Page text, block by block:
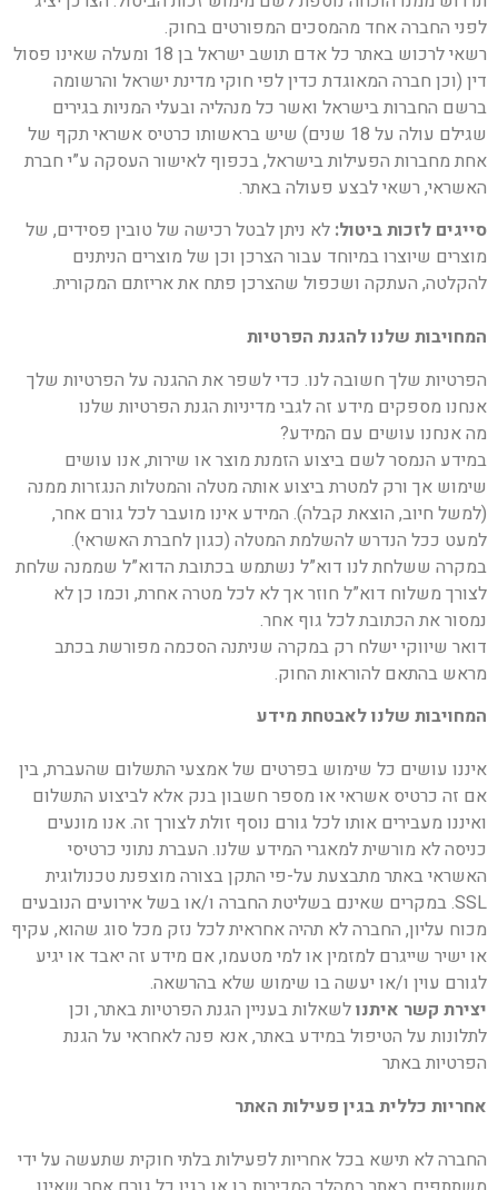
לפני החברה אחד מהמסכים המפורטים בחוק.
רשאי לרכוש באתר כל אדם תושב ישראל בן 18 ומעלה שאינו פסול
דין (וכן חברה המאוגדת כדין לפי חוקי מדינת ישראל והרשומה
ברשם החברות בישראל ואשר כל מנהליה ובעלי המניות בגירים
שגילם עולה על 18 שנים) שיש בראשותו כרטיס אשראי תקף של
אחת מחברות הפעילות בישראל, בכפוף לאישור העסקה ע”י חברת
האשראי, רשאי לבצע פעולה באתר.
סייגים לזכות ביטול: לא ניתן לבטל רכישה של טובין פסידים, של
מוצרים שיוצרו במיוחד עבור הצרכן וכן של מוצרים הניתנים
להקלטה, העתקה ושכפול שהצרכן פתח את אריזתם המקורית.
המחויבות שלנו להגנת הפרטיות
הפרטיות שלך חשובה לנו. כדי לשפר את ההגנה על הפרטיות שלך
אנחנו מספקים מידע זה לגבי מדיניות הגנת הפרטיות שלנו
מה אנחנו עושים עם המידע?
במידע הנמסר לשם ביצוע הזמנת מוצר או שירות, אנו עושים
שימוש אך ורק למטרת ביצוע אותה מטלה והמטלות הנגזרות ממנה
(למשל חיוב, הוצאת קבלה). המידע אינו מועבר לכל גורם אחר,
למעט ככל הנדרש להשלמת המטלה (כגון לחברת האשראי).
במקרה ששלחת לנו דוא”ל נשתמש בכתובת הדוא”ל שממנה שלחת
לצורך משלוח דוא”ל חוזר אך לא לכל מטרה אחרת, וכמו כן לא
נמסור את הכתובת לכל גוף אחר.
דואר שיווקי ישלח רק במקרה שניתנה הסכמה מפורשת בכתב
מראש בהתאם להוראות החוק.
המחויבות שלנו לאבטחת מידע
איננו עושים כל שימוש בפרטים של אמצעי התשלום שהעברת, בין
אם זה כרטיס אשראי או מספר חשבון בנק אלא לביצוע התשלום
ואיננו מעבירים אותו לכל גורם נוסף זולת לצורך זה. אנו מונעים
כניסה לא מורשית למאגרי המידע שלנו. העברת נתוני כרטיסי
האשראי באתר מתבצעת על-פי התקן בצורה מוצפנת טכנולוגית
SSL. במקרים שאינם בשליטת החברה ו/או בשל אירועים הנובעים
מכוח עליון, החברה לא תהיה אחראית לכל נזק מכל סוג שהוא, עקיף
או ישיר שייגרם למזמין או למי מטעמו, אם מידע זה יאבד או יגיע
לגורם עוין ו/או יעשה בו שימוש שלא בהרשאה.
יצירת קשר איתנולשאלות בעניין הגנת הפרטיות באתר, וכן
לתלונות על הטיפול במידע באתר, אנא פנה לאחראי על הגנת
הפרטיות באתר
אחריות כללית בגין פעילות האתר
החברה לא תישא בכל אחריות לפעילות בלתי חוקית שתעשה על ידי